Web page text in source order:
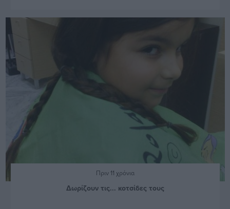
Πριν 11 χρόνια
Δωρίζουν τις... κοτσίδες τους